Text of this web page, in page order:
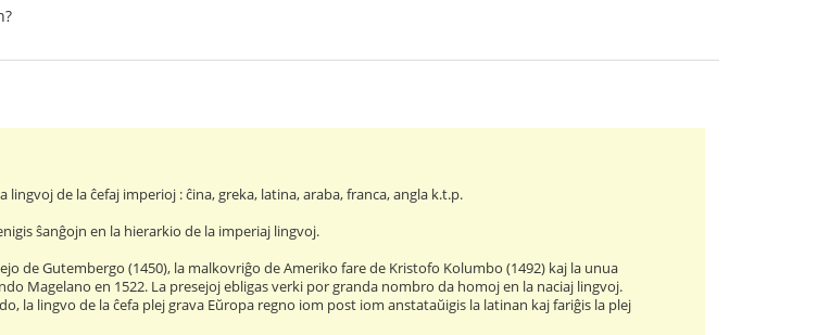
lingvoj de la ĉefaj imperioj : ĉina, greka, latina, araba, franca, angla k.t.p.
ŝanĝojn en la hierarkio de la imperiaj lingvoj.
de Gutembergo (1450), la malkovriĝo de Ameriko fare de Kristofo Kolumbo (1492) kaj la unua
Magelano en 1522. La presejoj ebligas verki por granda nombro da homoj en la naciaj lingvoj.
la lingvo de la ĉefa plej grava Eŭropa regno iom post iom anstataŭigis la latinan kaj fariĝis la plej